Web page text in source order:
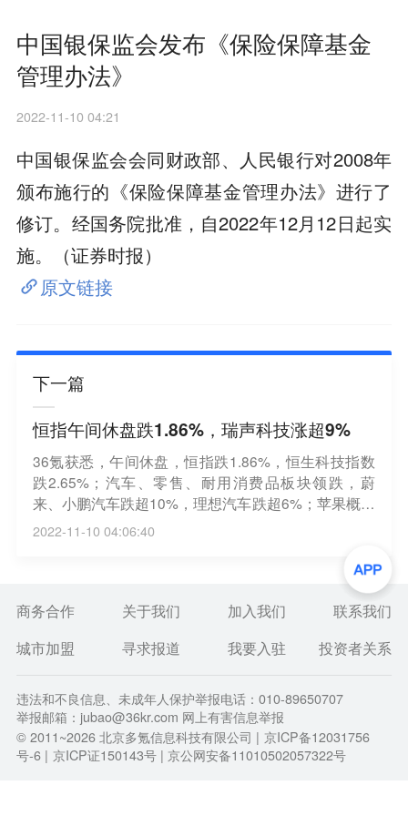
中国银保监会发布《保险保障基金
管理办法》
2022-11-10 04:21
中国银保监会会同财政部、人民银行对2008年
颁布施行的《保险保障基金管理办法》进行了
修订。经国务院批准，自2022年12月12日起实
施。（证券时报）
原文链接
下一篇
恒指午间休盘跌1.86%，瑞声科技涨超9%
36氪获悉，午间休盘，恒指跌1.86%，恒生科技指数
跌2.65%；汽车、零售、耐用消费品板块领跌，蔚
来、小鹏汽车跌超10%，理想汽车跌超6%；苹果概念
股、食品饮料板块涨幅居前，瑞声科技涨超9%；南向
2022-11-10 04:06:40
商务合作 关于我们 加入我们
联系我们
城市加盟
寻求报道 我要入驻 投资者关系
违法和不良信息、未成年人保护举报电话：010-89650707
举报邮箱：jubao@36kr.com 网上有害信息举报
© 2011~2026北京多氪信息科技有限公司 | 京ICP备12031756
号-6 | 京ICP证150143号 | 京公网安备11010502057322号